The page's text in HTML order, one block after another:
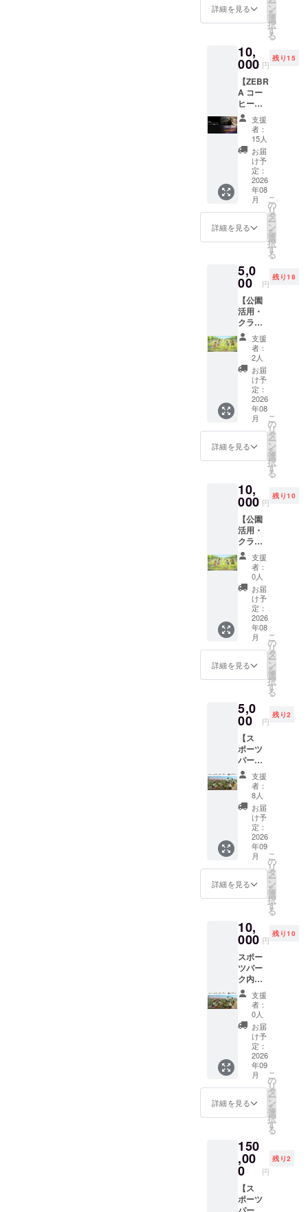
文字）
YAMAD
TARO（
10文
字）
WEDDI
NG
2010 11
22（15
文字）
202609
OPEN
（12文
字） ※
ジェは
台座に
成する
商品で
す。 お
渡し方
法 郵
送 ②HP
内特設
ページ
へのデ
ジタル
芳名 ※
１名様
の個人
名のみ
だきま
す。 ③
ター ☆
支援
時、必
ず備考
欄に希
望され
るオブ
ジェの
文字と
②に芳
名する
個人名
をご記
入くだ
さい。
ジェの
文字は
ファ
ベット
もしく
は数字
で１５
文字以
内で
す。 空
欄は文
字数に
含みま
せん
が、必
ず分か
るよう
にご記
入くだ
さい。
またオ
の種類
を
「サッ
カー
ボー
ル」と
「ラグ
ビー
ボー
ル」か
らお選
びくだ
さい。
＜例＞
文字
TOYOT
A
STADIU
M 芳
田 太郎
※万が
一、天
災など
のやむ
を得な
い理由
ニング
等に使
できま
す。 商
品情
報 ミ
ニゴー
ル（横
幅
1,400m
m×高さ
900mm
×奥行
750mm
） 数
量
１台
材
質
[本体]
ポリプ
ロピレ
ン バッ
クネッ
トへの
プリン
ト最大
範囲
横：
1,150m
m
縦：
750mm
バック
（白文
字を掲
出した
い場合
も背景
色を残
すなど
で対応
可能で
す、ご
相談く
ださ
い。）
※記銘
は、法
治体、
または
（競技
団体・
NPO
等）等
の名
称・ロ
ゴのみ
とさせ
ていた
だきま
す。
②HP内
特設
ページ
芳名
※①の
カバー
への記
銘と同
じ内容
にて芳
名いた
しま
す。 ③
サンク
スレ
ター ☆
支援
時、必
ず備考
欄に
ネット
への記
（ロゴ
もしく
は名
称）
と、
ゴール
ポスト
置くこ
とを想
来場者
が自由
に利用
するこ
とがで
きま
す。
また貸
出備品
として
占用利
用も可
能であ
り、グ
ラウン
ドでの
子ども
等に使
用する
できま
す。 商
品情
報 ミ
ニゴー
ル（横
幅
1,400m
m×高さ
900mm
×奥行
750mm
） 数
量
[本体]
アルミ
ニウム
[ネット]
ポリプ
ロピレ
ン バッ
クネッ
トへの
プリン
ト最大
範囲
横：
m
縦：
750mm
ネット
の色
白色
（白文
字を掲
出した
い場合
も背景
色を残
すなど
で対応
可能で
す、ご
相談く
※記銘
は、法
または
実在す
る団体
（競技
団体・
NPO
等）等
の名
称・ロ
ゴのみ
とさせ
ていた
だきま
す。 ※
ミニ
１台ご
とに記
はお選
びいた
だけま
す。
②HP内
特設
ページ
場への
設置を
ます。
※記銘
は、個
人名・
連名・
メッ
セージ
に限ら
せてい
ただき
ます
（法
人、自
治体、
または
実在す
る団体
等）等
の名
標等は
不可）
※メッ
セージ
と名称
などの
間隔
や、改
行など
を調整
させて
いただ
く場合
がござ
俗に反
する名
称、
パーク
の品位
を損な
う恐れ
のある
表記は
お断り
する場
合がご
ざいま
す。そ
の際は
修正を
依頼い
クラブ
ハウス
正面に
御芳名
させて
いただ
きま
す。 掲
出期
間：
2026年
9月1
日〜ス
ポーツ
了まで
掲出方
ウス入
口正
面、芳
名板に
個人名
を掲
出。 ※
６文字
以内推
奨（１
名あた
りの幅
は統一
となり
ま
※１名様
の個人
とさせ
ていた
だきま
す。 ※
ベンチ
記銘の
内容と
サイ
ズ） ※
字以
内。１
段につ
き８文
字以内
推奨。
（レー
ザー加
工のた
め小さ
い文字
は読み
づらく
なる可
能性が
ござい
ま
※芝生広
設置を
予定し
ます。
※記銘
は、個
人名・
連名・
メッ
セージ
に限ら
せてい
ただき
ます
（法
人、自
治体、
（競技
団体・
NPO
等）等
の名
称・商
標等は
不可）
※メッ
セージ
と名称
などの
間隔
や、改
行など
させて
いただ
いま
す。 ※
公序良
俗に反
する名
称、
パーク
の品位
を損な
う恐れ
のある
表記は
お断り
する場
す。そ
の際は
依頼い
たしま
す。 ②
クラブ
ハウス
正面に
御芳名
させて
いただ
きま
す。 掲
出期
間：
2026年
9月1
ポーツ
パーク
了まで
掲出方
法：ク
ラブハ
ウス入
口正
面、芳
置しま
す。 掲
2026年
9月1
日〜使
用不可
になる
まで 刻
印方
法：桧
の座面
右下へ
レー
ザー加
工にて
（80㎜
×80㎜の
サイ
ズ） ※
内。１
段につ
字以内
推奨。
（レー
ザー加
工のた
め小さ
い文字
は読み
づらく
なる可
能性が
ござい
ま
す。）
の場合
は備考
の記銘
希望欄
に「ロ
ゴ希
望」と
ご入力
くださ
い。
追って
担当者
よりご
連絡い
たしま
芝生広
場への
ており
ます。
※記銘
は、法
人、自
治体、
または
実在す
る団体
（競技
団体・
NPO
等）等
の名
メッ
セージ
いただ
きま
す。 ※
メッ
セージ
と名称
などの
間隔
や、改
行など
を調整
させて
いただ
く場合
がござ
す。 ※
公序良
する名
称、
パーク
の品位
を損な
う恐れ
のある
詳細を見る ー
ン
を
選
択
す
る
10,
000 円
残り15
【ZEBR
A コー
ヒー
券・個
人プラ
ン１０
枚コー
ス】 ＜
リター
ン内容
①ZEBR
A
Coffee
&
Croissa
ヒー券
１０枚
（全
ドリン
クに使
えま
す。価
格帯約
500～
750円）
※とよた
スポー
ツパー
ク店の
みで使
用可
能。 ※
9月1日
～2027
日 ※現
金との
交換は
できま
せん。
おつり
は出ま
せん。
※郵送に
て提供
予定
②HP内
特設
ページ
１名様
の個人
名のみ
とさせ
ていた
だきま
す。 ③
サンク
スレ
ター ☆
支援
時、必
ず備考
欄に希
望され
の御芳
名のお
くださ
い。
掲載希
望がな
い場合
は、
「掲載
不要」
とご記
入くだ
さい。
支援
者：
15人
お届
け予
定：
2026
年08
月
詳細を見る
こ
の
リ
タ
ー
ン
を
選
択
す
る
5,0
00 円
残り18
【公園
活用・
クラブ
ハウス
利用
券】
〈リ
ター
ン〉 ①
クラブ
ハウス
内で使
用でき
るチ
ケット
2,000円
分（500
円×4
枚） ・
とよた
スポー
ツパー
クのク
ラブハ
ウスに
て貸出
遊具、
ライブ
ラリー
ラウン
ジ利用
料金、
物品購
入等に
す。 ・
ZEBRA
&
Croissa
ntでは
使用で
きませ
ん。 ・
グラウ
ンド利
用代
金、
シャ
ワー利
用代金
には使
現金へ
の交換
ませ
ん。お
つりは
出ませ
ん。 ・
郵送に
てお送
りいた
しま
す。 ・
有効期
間：
9月1
日〜
②HP内
特設
ページ
へのデ
ジタル
芳名 ※
支援
者：
2人
お届
け予
定：
2026
年08
月
詳細を見る
こ
の
リ
タ
ー
ン
を
選
択
す
る
10,
000 円
残り10
【公園
活用・
クラブ
ハウス
利用
券】
〈リ
ター
ン〉 ①
クラブ
ハウス
内で使
用でき
るチ
ケット
5,000円
分（500
円×10
枚） ・
とよた
スポー
ツパー
クのク
ラブハ
ウスに
て貸出
遊具、
ライブ
ラリー
ラウン
ジ利用
料金、
物品購
入等に
す。 ・
ZEBRA
&
Croissa
ntでは
使用で
きませ
ん。 ・
グラウ
ンド利
用代
金、
シャ
ワー利
用代金
には使
現金へ
の交換
はでき
ん。お
つりは
支援
者：
0人
お届
け予
定：
2026
年08
月
詳細を見る
こ
の
リ
タ
ー
ン
を
選
択
す
る
5,0
00 円
残り2
【ス
ポーツ
パーク
内「コ
ミュニ
ティ
ガーデ
ン」公
式サ
ポー
ター ・
個人プ
ラン 】
①ス
ポーツ
元豊田
市の高
校と共
同で運
営する
「コ
ミュニ
ティ
ガーデ
ン」の
公式サ
ポー
ターと
して、
公式HP
のコ
ミュニ
ジにお
名前を
掲出。
※個人
名、団
体名
支援
者：
8人
お届
け予
定：
2026
年09
月
詳細を見る
こ
の
リ
タ
ー
ン
を
選
択
す
る
10,
000 円
残り10
スポー
ツパー
ク内
「コ
ミュニ
ティ
ガーデ
ン」公
式サ
ポー
ター ・
個人プ
ラン 】
〈リ
ターン
ポーツ
パーク
内に地
元豊田
市の高
校と共
支援
者：
0人
お届
け予
定：
2026
年09
月
詳細を見る
こ
の
リ
タ
ー
ン
を
選
択
す
る
150
,00
0 円
残り2
【ス
ポーツ